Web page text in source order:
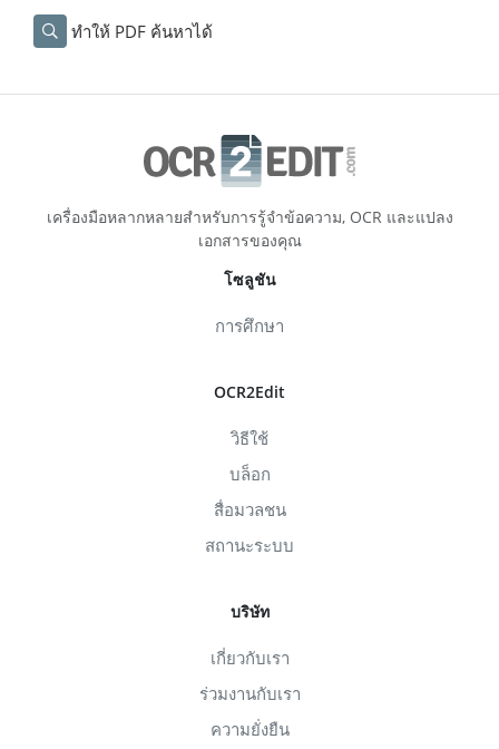
ทำให้ PDF ค้นหาได้
เครื่องมือหลากหลายสำหรับการรู้จำข้อความ, OCR และแปลง
เอกสารของคุณ
โซลูชัน
การศึกษา
OCR2Edit
วิธีใช้
บล็อก
สื่อมวลชน
สถานะระบบ
บริษัท
เกี่ยวกับเรา
ร่วมงานกับเรา
ความยั่งยืน